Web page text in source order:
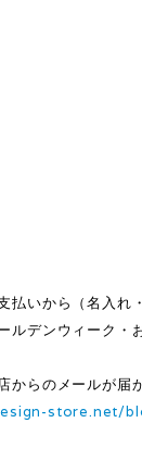
払いから（名入
ルデンウィーク・
からのメールが届
store.net/